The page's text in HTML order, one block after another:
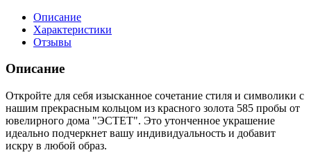
Описание
Характеристики
Отзывы
Описание
Откройте для себя изысканное сочетание стиля и символики с
нашим прекрасным кольцом из красного золота 585 пробы от
ювелирного дома "ЭСТЕТ". Это утонченное украшение
идеально подчеркнет вашу индивидуальность и добавит
искру в любой образ.